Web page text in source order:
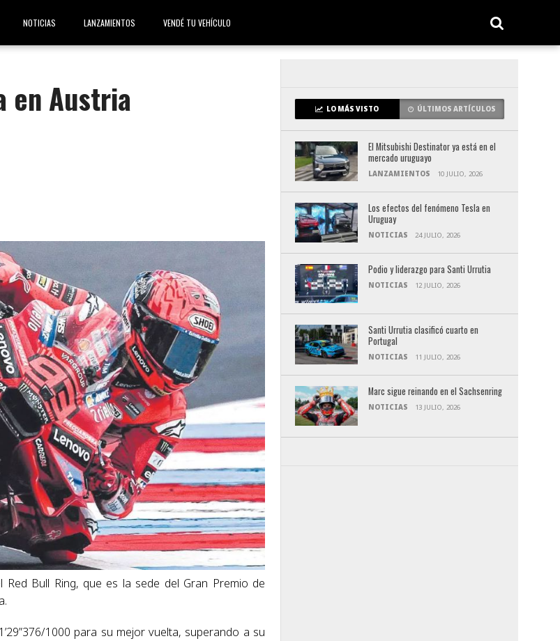
NOTICIAS LANZAMIENTOS VENDÉ TU VEHÍCULO
en Austria
Bull Ring, que es la sede del Gran Premio de
1000 para su mejor vuelta, superando a su
LO MÁS VISTO ÚLTIMOS ARTÍCULOS
El Mitsubishi Destinator ya está en el
mercado uruguayo
LANZAMIENTOS 10 JULIO, 2026
Los efectos del fenómeno Tesla en
Uruguay
NOTICIAS 24 JULIO, 2026
Podio y liderazgo para Santi Urrutia
NOTICIAS 12 JULIO, 2026
Santi Urrutia clasificó cuarto en
Portugal
NOTICIAS 11 JULIO, 2026
Marc sigue reinando en el Sachsenring
NOTICIAS 13 JULIO, 2026